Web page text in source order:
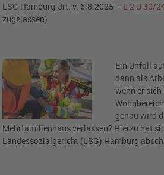
LSG Hamburg Urt. v. 6.8.2025 – L 2 U 30/
zugelassen)
Ein Unfall
dann als
wenn er
genau wird
Mehrfamilienhaus verlassen? Hierzu hat
Landessozialgericht (LSG) Hamburg